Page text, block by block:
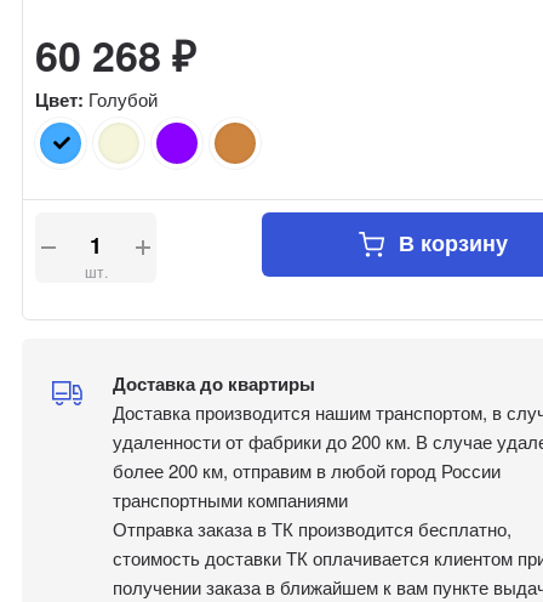
60 268₽
Цвет: Голубой
шт.
В корзину
Доставка до квартиры
Доставка производится нашим транспортом, в
удаленности от фабрики до 200 км. В случае
более 200 км, отправим в любой город России
транспортными компаниями
Отправка заказа в ТК производится бесплатно,
стоимость доставки ТК оплачивается клиентом
получении заказа в ближайшем к вам пункте